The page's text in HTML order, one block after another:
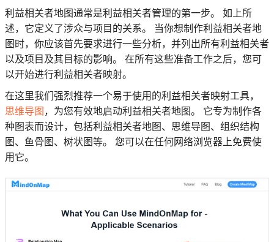
利益相关者地图通常是利益相关者管理的第一步。 如上所
述，它定义了涉众与项目的关系。 当你想制作利益相关者地
图时，你应该首先要求进行一些分析，并列出所有利益相关者
以及项目及其目标的影响。 在所有这些准备工作之后，您可
以开始进行利益相关者映射。
在这里我们强烈推荐一个易于使用的利益相关者映射工具，
思维导图 ，为您有效地启动利益相关者地图。 它专为制作各
种图表而设计，包括利益相关者地图、思维导图、组织结构
图、鱼骨图、树状图等。 您可以在任何网络浏览器上免费使
用它。